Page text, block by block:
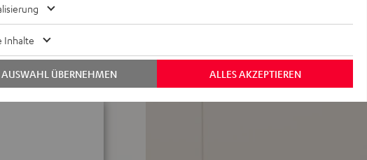
Kabel-Anschluss
Frontgitter aus Metall,
optischer
Inhalte
ALLES AKZEPTIEREN
AUSWAHL ÜBERNEHMEN